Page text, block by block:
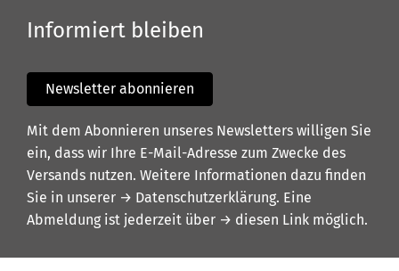
Informiert bleiben
Newsletter abonnieren
Mit dem Abonnieren unseres Newsletters willigen Sie
ein, dass wir Ihre E-Mail-Adresse zum Zwecke des
Versands nutzen. Weitere Informationen dazu finden
Sie in unserer → Datenschutzerklärung. Eine
Abmeldung ist jederzeit über → diesen Link möglich.